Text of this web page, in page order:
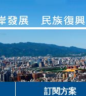
訂閱方案